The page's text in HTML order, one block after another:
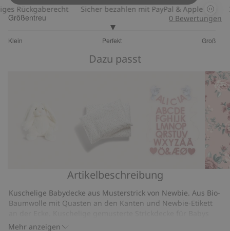
Rückgaberecht Sicher bezahlen mit PayPal & Apple Pay
Größentreu
Klein Perfekt Groß
von
0 Bewertungen
Dazu passt
Kaninchen
Bettwäsche-
Set
mit
Buchstaben-
Girlande
Artikelbeschreibung
Mehr anzeigen
Kuschelige Babydecke aus Musterstrick von Newbie. Aus Bio-
Baumwolle mit Quasten an den Kanten und Newbie-Etikett
von Newbie. Die Decke aus Biobaumwolle ist mit Quasten an